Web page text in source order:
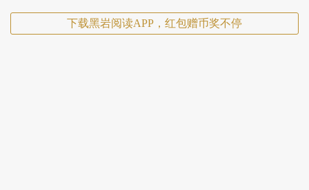
下载黑岩阅读APP，红包赠币奖不停